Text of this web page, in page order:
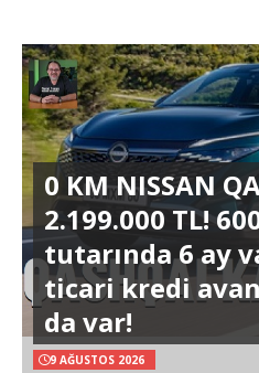
0 KM NISSAN
2.199.000 TL!
tutarında 6 ay
ticari kredi
da var!
9 AĞUSTOS 2026